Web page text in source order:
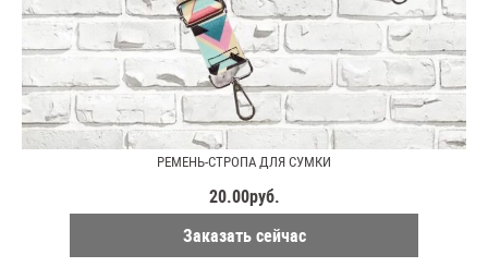
РЕМЕНЬ-СТРОПА ДЛЯ СУМКИ
20.00руб.
Заказать сейчас